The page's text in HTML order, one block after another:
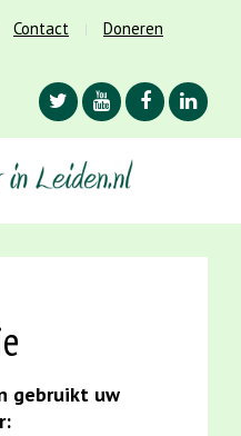
Contact
Doneren
gebruikt uw